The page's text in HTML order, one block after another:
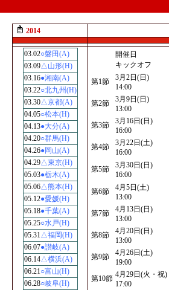
2014
03.02○磐田(A)
03.09△山形(H)
03.16●湘南(A)
03.22○北九州(H)
03.30△京都(A)
04.05○松本(H)
04.13●大分(A)
04.20○群馬(H)
04.26●岡山(A)
04.29△東京(H)
05.03●栃木(A)
05.06△熊本(H)
05.12●愛媛(H)
05.18●千葉(A)
05.25○水戸(H)
05.31△福岡(H)
06.07●讃岐(A)
06.14△横浜(A)
06.21○富山(H)
06.28○岐阜(H)
開催日
キックオフ
第1節
3月2日(日)
14:00
第2節
3月9日(日)
13:00
第3節
3月16日(日)
16:00
第4節
3月22日(土)
16:00
第5節
3月30日(日)
16:00
第6節
4月5日(土)
13:00
第7節
4月13日(日)
13:00
第8節
4月20日(日)
13:00
第9節
4月26日(土)
19:00
第10節 4月29日(火・祝)
17:00